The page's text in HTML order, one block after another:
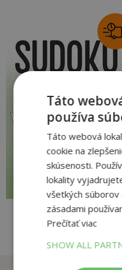
4,95
4,70
Táto
používa
Táto webová
cookie na
skúsenosti.
lokality
všetkých súborov
zásadami
Prečítať viac
SHOW ALL